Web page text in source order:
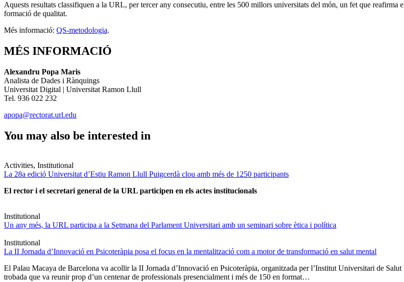
Aquests resultats classifiquen a la URL, per tercer any consecutiu, entre les 500 millors universitats del món, un fet que reafirma
formació de qualitat.
Més informació: QS-metodologia.
MÉS INFORMACIÓ
Alexandru Popa Maris
Analista de Dades i Rànquings
Universitat Digital | Universitat Ramon Llull
Tel. 936 022 232
apopa@rectorat.url.edu
You may also be interested in
Activities, Institutional
La 28a edició Universitat d’Estiu Ramon Llull Puigcerdà clou amb més de 1250 participants
El rector i el secretari general de la URL participen en els actes institucionals
Institutional
Un any més, la URL participa a la Setmana del Parlament Universitari amb un seminari sobre ètica i política
Institutional
La II Jornada d’Innovació en Psicoteràpia posa el focus en la mentalització com a motor de transformació en salut mental
El Palau Macaya de Barcelona va acollir la II Jornada d’Innovació en Psicoteràpia, organitzada per l’Institut Universitari de
trobada que va reunir prop d’un centenar de professionals presencialment i més de 150 en format…